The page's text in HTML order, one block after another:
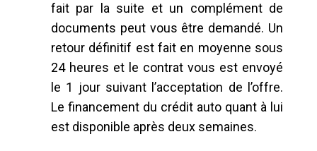
fait par la suite et un complément de
documents peut vous être demandé. Un
retour définitif est fait en moyenne sous
24 heures et le contrat vous est envoyé
le 1 jour suivant l’acceptation de l’offre.
Le financement du crédit auto quant à lui
est disponible après deux semaines.